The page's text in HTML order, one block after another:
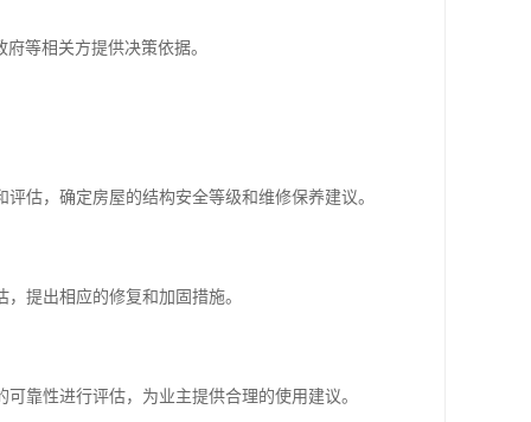
等相关方提供决策依据。
估，确定房屋的结构安全等级和维修保养建议。
提出相应的修复和加固措施。
靠性进行评估，为业主提供合理的使用建议。